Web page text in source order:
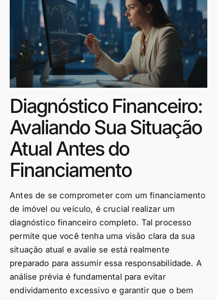
Diagnóstico Financeiro:
Avaliando Sua Situação
Atual Antes do
Financiamento
Antes de se comprometer com um financiamento
de imóvel ou veículo, é crucial realizar um
diagnóstico financeiro completo. Tal processo
permite que você tenha uma visão clara da sua
situação atual e avalie se está realmente
preparado para assumir essa responsabilidade. A
análise prévia é fundamental para evitar
endividamento excessivo e garantir que o bem